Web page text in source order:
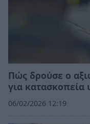
Πώς δρούσε ο
για κατασκοπεία
06/02/2026 12:19